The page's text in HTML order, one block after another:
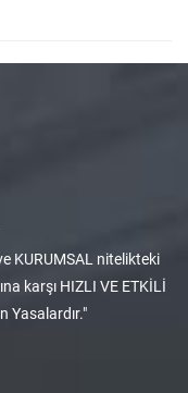
KURUMSAL nitelikteki
karşı HIZLI VE ETKİLİ
Yasalardır."